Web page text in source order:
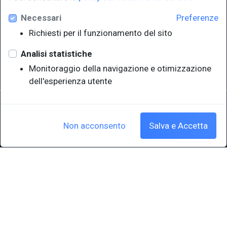
Università degli Studi di Trieste
Sistema Bibliotecario di Ateneo
EUT in cifre
P.IVA 00211830328 - C.F. 80013890324 - P.E.C.: ateneo@pec.units.it
Preferenze
Necessari
Richiesti per il funzionamento del sito
Analisi statistiche
Monitoraggio della navigazione e otimizzazione
dell'esperienza utente
Non acconsento Salva e Accetta